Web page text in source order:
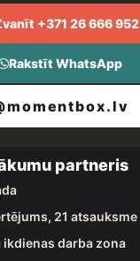
+371 26 666 952
Rakstīt WhatsApp
partneris
21 atsauksme
ikdienas darba zona